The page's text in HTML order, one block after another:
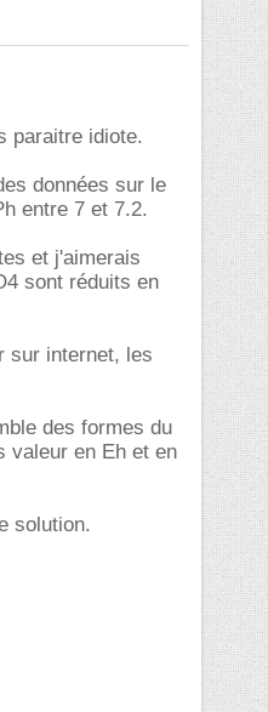
paraitre idiote.
données sur le
entre 7 et 7.2.
et j'aimerais
sont réduits en
sur internet, les
des formes du
valeur en Eh et en
solution.